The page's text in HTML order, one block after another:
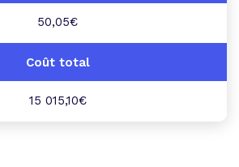
50,05€
15 015,10€